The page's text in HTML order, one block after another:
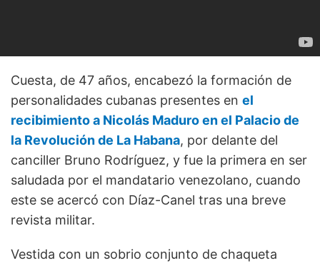
Cuesta, de 47 años, encabezó la formación de
personalidades cubanas presentes en el
recibimiento a Nicolás Maduro en el Palacio de
la Revolución de La Habana, por delante del
canciller Bruno Rodríguez, y fue la primera en ser
saludada por el mandatario venezolano, cuando
este se acercó con Díaz-Canel tras una breve
revista militar.
Vestida con un sobrio conjunto de chaqueta